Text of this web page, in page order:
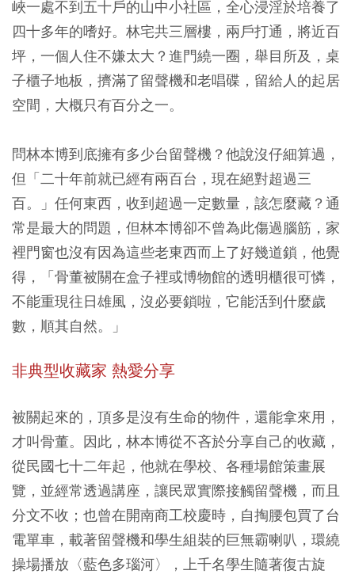
峽一處不到五十戶的山中小社區，全心浸淫於培養了
四十多年的嗜好。林宅共三層樓，兩戶打通，將近百
坪，一個人住不嫌太大？進門繞一圈，舉目所及，桌
子櫃子地板，擠滿了留聲機和老唱碟，留給人的起居
空間，大概只有百分之一。
問林本博到底擁有多少台留聲機？他說沒仔細算過，
但「二十年前就已經有兩百台，現在絕對超過三
百。」任何東西，收到超過一定數量，該怎麼藏？通
常是最大的問題，但林本博卻不曾為此傷過腦筋，家
裡門窗也沒有因為這些老東西而上了好幾道鎖，他覺
得，「骨董被關在盒子裡或博物館的透明櫃很可憐，
不能重現往日雄風，沒必要鎖啦，它能活到什麼歲
數，順其自然。」
非典型收藏家 熱愛分享
被關起來的，頂多是沒有生命的物件，還能拿來用，
才叫骨董。因此，林本博從不吝於分享自己的收藏，
從民國七十二年起，他就在學校、各種場館策畫展
覽，並經常透過講座，讓民眾實際接觸留聲機，而且
分文不收；也曾在開南商工校慶時，自掏腰包買了台
電單車，載著留聲機和學生組裝的巨無霸喇叭，環繞
操場播放〈藍色多瑙河〉，上千名學生隨著復古旋